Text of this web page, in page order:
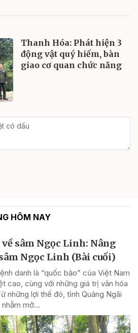
Thanh Hóa: Phát hiện 3
động vật quý hiếm, bàn
giao cơ quan chức năng
HÔM NAY
sâm Ngọc Linh: Nâng
Ngọc Linh (Bài cuối)
danh là “quốc bảo” của Việt Nam
cao, cùng với những giá trị văn hóa
những lợi thế đó, tỉnh Quảng Ngãi
mở...